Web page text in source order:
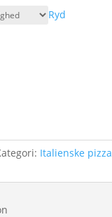
181,00
Ryd
Italienske